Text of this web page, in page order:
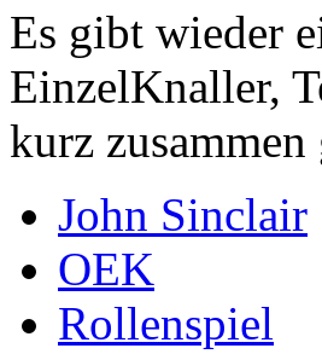
Es gibt wieder
EinzelKnaller,
kurz zusammen
John Sinclair
OEK
Rollenspiel